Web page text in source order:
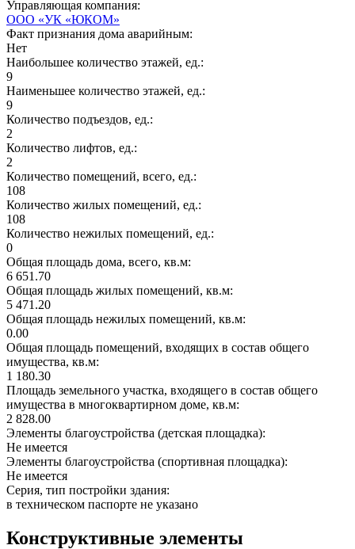
Управляющая компания:
ООО «УК «ЮКОМ»
Факт признания дома аварийным:
Нет
Наибольшее количество этажей, ед.:
9
Наименьшее количество этажей, ед.:
9
Количество подъездов, ед.:
2
Количество лифтов, ед.:
2
Количество помещений, всего, ед.:
108
Количество жилых помещений, ед.:
108
Количество нежилых помещений, ед.:
0
Общая площадь дома, всего, кв.м:
6 651.70
Общая площадь жилых помещений, кв.м:
5 471.20
Общая площадь нежилых помещений, кв.м:
0.00
Общая площадь помещений, входящих в состав общего
имущества, кв.м:
1 180.30
Площадь земельного участка, входящего в состав общего
имущества в многоквартирном доме, кв.м:
2 828.00
Элементы благоустройства (детская площадка):
Не имеется
Элементы благоустройства (спортивная площадка):
Не имеется
Серия, тип постройки здания:
в техническом паспорте не указано
Конструктивные элементы